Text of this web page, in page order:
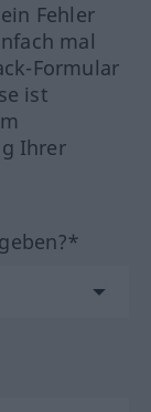
Fehler
mal
Formular
ist
Ihrer